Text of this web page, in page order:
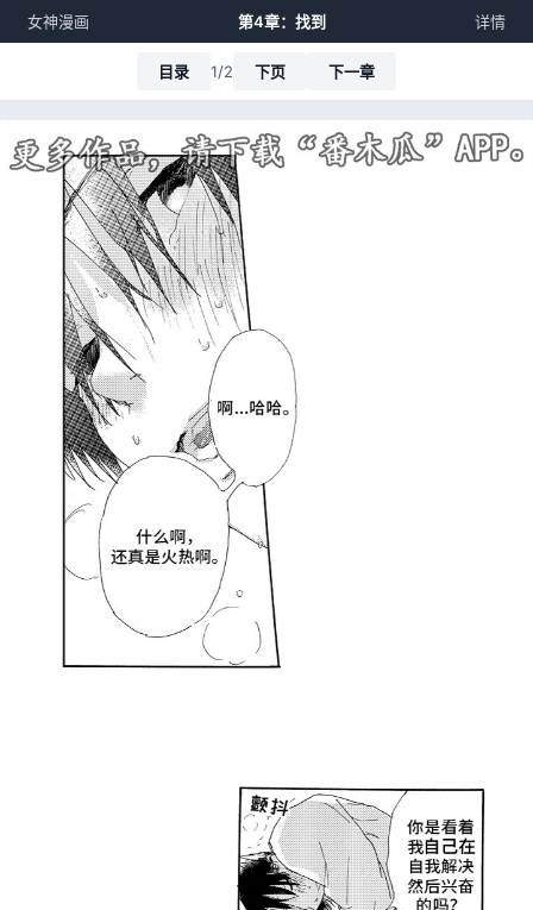
女神漫画 第4章：找到 详情
目录 1/2 下页 下一章